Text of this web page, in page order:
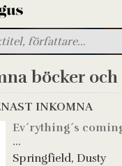
böcker
INKOMNA
Ev´rything´s
...
Springfield, Dusty